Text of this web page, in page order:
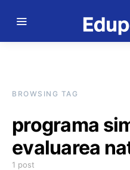
BROWSING TAG
programa
evaluarea
1 post